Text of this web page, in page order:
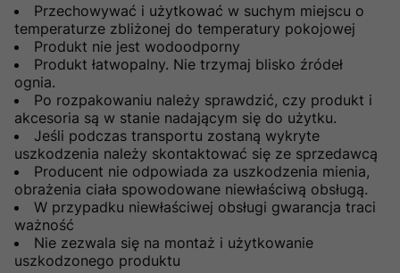
Przechowywać i użytkować w suchym miejscu o
temperaturze zbliżonej do temperatury pokojowej
Produkt nie jest wodoodporny
Produkt łatwopalny. Nie trzymaj blisko źródeł
ognia.
Po rozpakowaniu należy sprawdzić, czy produkt i
akcesoria są w stanie nadającym się do użytku.
Jeśli podczas transportu zostaną wykryte
uszkodzenia należy skontaktować się ze sprzedawcą
Producent nie odpowiada za uszkodzenia mienia,
obrażenia ciała spowodowane niewłaściwą obsługą.
W przypadku niewłaściwej obsługi gwarancja traci
ważność
Nie zezwala się na montaż i użytkowanie
uszkodzonego produktu